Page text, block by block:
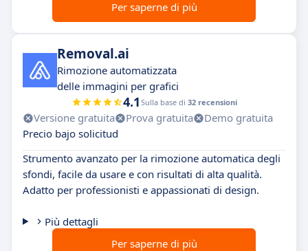
Per saperne di più
Removal.ai
Rimozione automatizzata
delle immagini per grafici
4.1 Sulla base di 32 recensioni
Versione gratuita Prova gratuita
Demo gratuita
Precio bajo solicitud
Strumento avanzato per la rimozione automatica degli
sfondi, facile da usare e con risultati di alta qualità.
Adatto per professionisti e appassionati di design.
Più dettagli
Per saperne di più